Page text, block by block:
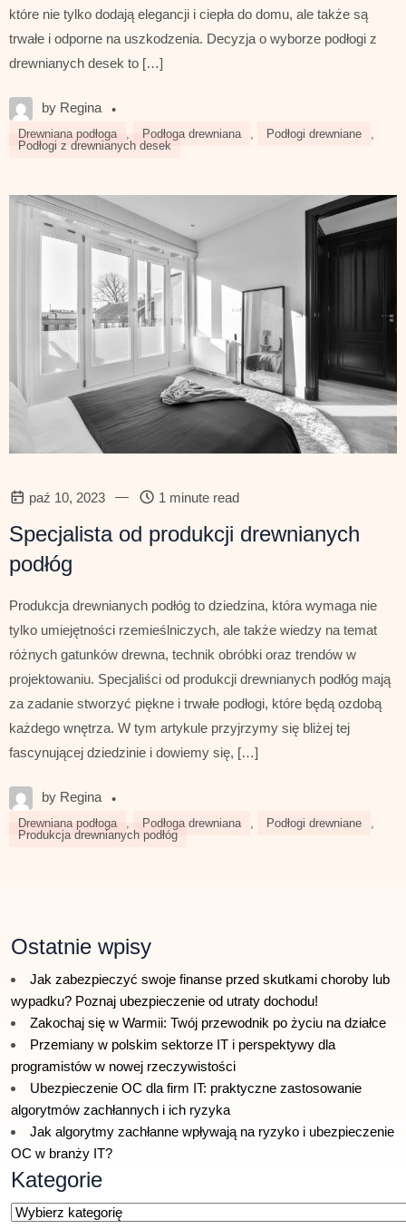
które nie tylko dodają elegancji i ciepła do domu, ale także są
trwałe i odporne na uszkodzenia. Decyzja o wyborze podłogi z
drewnianych desek to […]
by Regina •
Drewniana podłoga , Podłoga drewniana , Podłogi drewniane
,
Podłogi z drewnianych desek
paź 10, 2023 — 1 minute read
Specjalista od produkcji drewnianych
podłóg
Produkcja drewnianych podłóg to dziedzina, która wymaga nie
tylko umiejętności rzemieślniczych, ale także wiedzy na temat
różnych gatunków drewna, technik obróbki oraz trendów w
projektowaniu. Specjaliści od produkcji drewnianych podłóg mają
za zadanie stworzyć piękne i trwałe podłogi, które będą ozdobą
każdego wnętrza. W tym artykule przyjrzymy się bliżej tej
fascynującej dziedzinie i dowiemy się, […]
by Regina •
Drewniana podłoga , Podłoga drewniana , Podłogi drewniane
,
Produkcja drewnianych podłóg
Ostatnie wpisy
Jak zabezpieczyć swoje finanse przed skutkami choroby lub
wypadku? Poznaj ubezpieczenie od utraty dochodu!
Zakochaj się w Warmii: Twój przewodnik po życiu na działce
Przemiany w polskim sektorze IT i perspektywy dla
programistów w nowej rzeczywistości
Ubezpieczenie OC dla firm IT: praktyczne zastosowanie
algorytmów zachłannych i ich ryzyka
Jak algorytmy zachłanne wpływają na ryzyko i ubezpieczenie
OC w branży IT?
Kategorie
Kategorie